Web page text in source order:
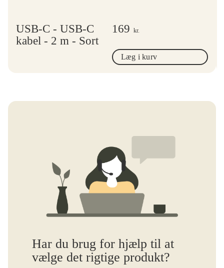
USB-C - USB-C
kabel - 2 m - Sort
169 kr.
Læg i kurv
Har du brug for hjælp til at
vælge det rigtige produkt?